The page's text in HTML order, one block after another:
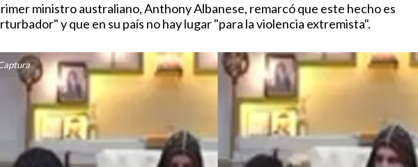
ministro australiano, Anthony Albanese, remarcó que este hecho es
y que en su país no hay lugar "para la violencia extremista".